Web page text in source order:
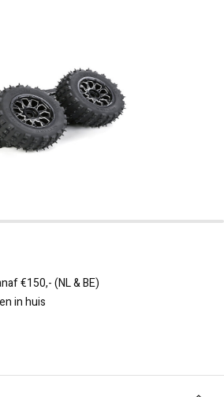
€150,- (NL & BE)
in huis